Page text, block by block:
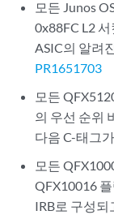
모든 Junos
0x88FC L2
ASIC의 알려
PR1651703
모든
의 우선 순위
다음 C-태그
모든
QFX10016
IRB로 구성되